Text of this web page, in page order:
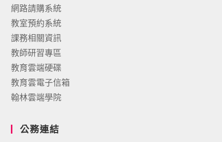
網路請購系統
教室預約系統
課務相關資訊
教師研習專區
教育雲端硬碟
教育雲電子信箱
翰林雲端學院
公務連結